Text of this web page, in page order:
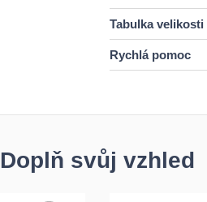
Tabulka velikosti
Rychlá pomoc
Doplň svůj vzhled